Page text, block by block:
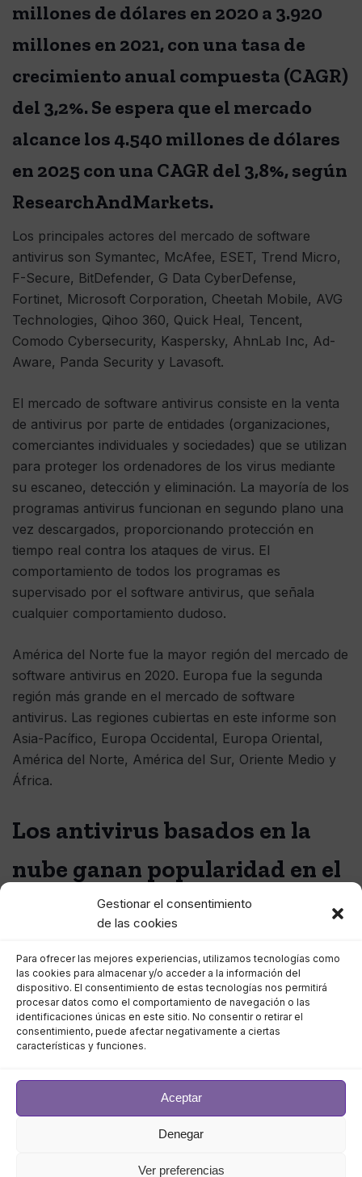
Gestionar el consentimiento
de las cookies
Para ofrecer las mejores experiencias, utilizamos tecnologías como
las cookies para almacenar y/o acceder a la información del
dispositivo. El consentimiento de estas tecnologías nos permitirá
procesar datos como el comportamiento de navegación o las
identificaciones únicas en este sitio. No consentir o retirar el
consentimiento, puede afectar negativamente a ciertas
características y funciones.
Aceptar
Denegar
Ver preferencias
millones de dólares en 2020 a 3.920
millones en 2021, con una tasa de
crecimiento anual compuesta (CAGR)
del 3,2%. Se espera que el mercado
alcance los 4.540 millones de dólares
en 2025 con una CAGR del 3,8%, según
ResearchAndMarkets.
Los principales actores del mercado de software
antivirus son Symantec, McAfee, ESET, Trend Micro,
F-Secure, BitDefender, G Data CyberDefense,
Fortinet, Microsoft Corporation, Cheetah Mobile, AVG
Technologies, Qihoo 360, Quick Heal, Tencent,
Comodo Cybersecurity, Kaspersky, AhnLab Inc, Ad-
Aware, Panda Security y Lavasoft.
El mercado de software antivirus consiste en la venta
de antivirus por parte de entidades (organizaciones,
comerciantes individuales y sociedades) que se utilizan
para proteger los ordenadores de los virus mediante
su escaneo, detección y eliminación. La mayoría de los
programas antivirus funcionan en segundo plano una
vez descargados, proporcionando protección en
tiempo real contra los ataques de virus. El
comportamiento de todos los programas es
supervisado por el software antivirus, que señala
cualquier comportamiento dudoso.
América del Norte fue la mayor región del mercado de
software antivirus en 2020. Europa fue la segunda
región más grande en el mercado de software
antivirus. Las regiones cubiertas en este informe son
Asia-Pacífico, Europa Occidental, Europa Oriental,
América del Norte, América del Sur, Oriente Medio y
África.
Los antivirus basados en la
nube ganan popularidad en el
mercado
El antivirus en la nube o antivirus basado en la nube
es una solución que descarga el trabajo a un servidor
basado en la nube en lugar de atascar el ordenador
con una suite antivirus. Los antivirus en la nube
protegen los ordenadores, los portátiles y los
comportamiento y la actualización del software de
malware capaz de transferir datos.
Limited, una empresa de software con sede en la India,